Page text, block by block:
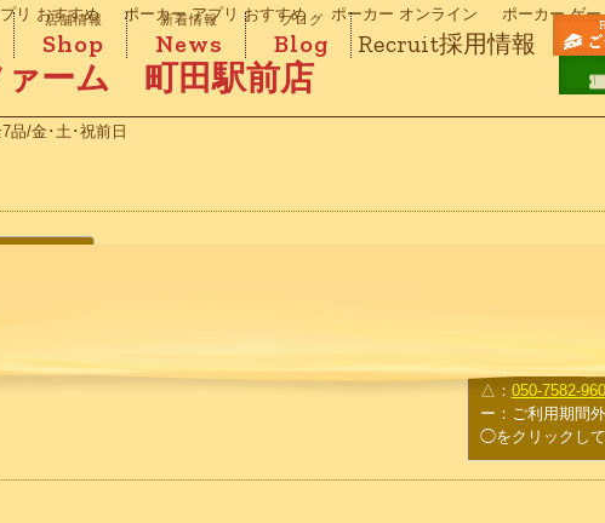
リ おすすめ ポーカー アプリ おすすめ ポーカー オンライン ポーカー ゲー
Shop
店舗情報
News
新着情報
Blog
ブログ
Recruit採用情報
ァーム 町田駅前店
品/金･土･祝前日
○：予約可
△ ： 050-7582-
ー ：ご利用期間外
◯をクリックして